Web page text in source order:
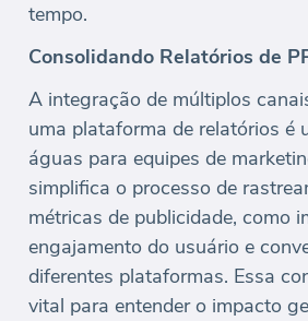
tempo.
Consolidando Relatórios de
A integração de múltiplos
uma plataforma de relatórios é
águas para equipes de
simplifica o processo de
métricas de publicidade, como
engajamento do usuário e
diferentes plataformas. Essa
vital para entender o impacto